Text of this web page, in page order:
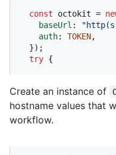
const octokit =
baseUrl :
auth: TOKEN,
try {
Create an instance of
hostname values that
workflow.